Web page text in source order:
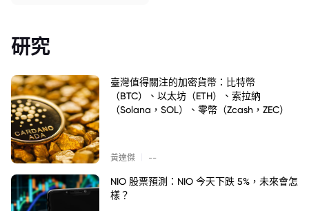
研究
臺灣值得關注的加密貨幣：比特幣
（BTC）、以太坊（ETH）、索拉納
（Solana，SOL）、零幣（Zcash，ZEC）
黃達傑 --
NIO 股票預測：NIO 今天下跌 5%，未來會怎
樣？